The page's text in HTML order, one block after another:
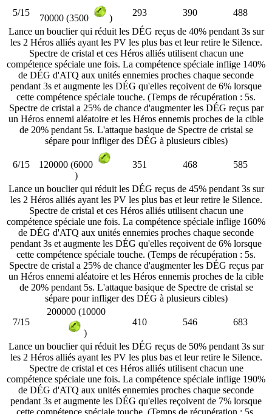
5/15
70000 (3500 )
293 390
488
Lance un bouclier qui réduit les DÉG reçus de 40% pendant 3s sur
les 2 Héros alliés ayant les PV les plus bas et leur retire le Silence.
Spectre de cristal et ces Héros alliés utilisent chacun une
compétence spéciale une fois. La compétence spéciale inflige 140%
de DÉG d'ATQ aux unités ennemies proches chaque seconde
pendant 3s et augmente les DÉG qu'elles reçoivent de 6% lorsque
cette compétence spéciale touche. (Temps de récupération : 5s.
Spectre de cristal a 25% de chance d'augmenter les DÉG reçus par
un Héros ennemi aléatoire et les Héros ennemis proches de la cible
de 20% pendant 5s. L'attaque basique de Spectre de cristal se
sépare pour infliger des DÉG à plusieurs cibles)
6/15
120000 (6000
)
351 468 585
Lance un bouclier qui réduit les DÉG reçus de 45% pendant 3s sur
les 2 Héros alliés ayant les PV les plus bas et leur retire le Silence.
Spectre de cristal et ces Héros alliés utilisent chacun une
compétence spéciale une fois. La compétence spéciale inflige 160%
de DÉG d'ATQ aux unités ennemies proches chaque seconde
pendant 3s et augmente les DÉG qu'elles reçoivent de 6% lorsque
cette compétence spéciale touche. (Temps de récupération : 5s.
Spectre de cristal a 25% de chance d'augmenter les DÉG reçus par
un Héros ennemi aléatoire et les Héros ennemis proches de la cible
de 20% pendant 5s. L'attaque basique de Spectre de cristal se
sépare pour infliger des DÉG à plusieurs cibles)
7/15
200000 (10000
)
410 546 683
Lance un bouclier qui réduit les DÉG reçus de 50% pendant 3s sur
les 2 Héros alliés ayant les PV les plus bas et leur retire le Silence.
Spectre de cristal et ces Héros alliés utilisent chacun une
compétence spéciale une fois. La compétence spéciale inflige 190%
de DÉG d'ATQ aux unités ennemies proches chaque seconde
pendant 3s et augmente les DÉG qu'elles reçoivent de 7% lorsque
cette compétence spéciale touche. (Temps de récupération : 5s.